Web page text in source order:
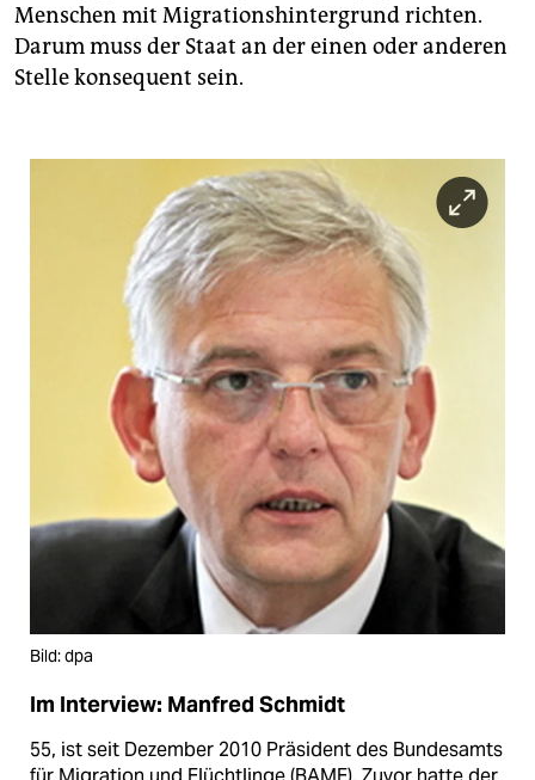
Menschen mit Migrationshintergrund richten.
Darum muss der Staat an der einen oder anderen
Stelle konsequent sein.
Bild: dpa
Im Interview: Manfred Schmidt
55, ist seit Dezember 2010 Präsident des Bundesamts